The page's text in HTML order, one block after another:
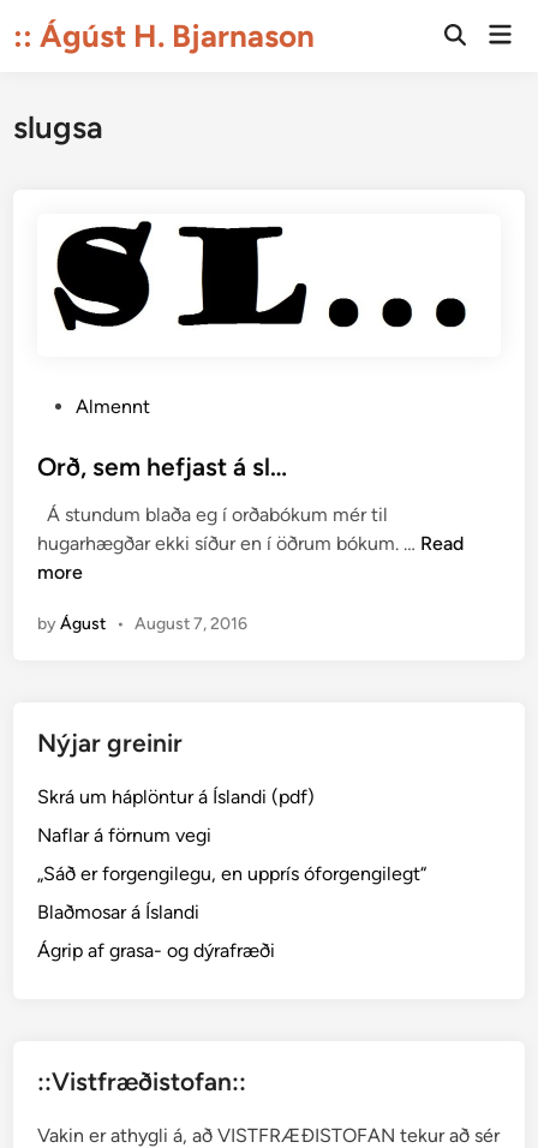
to:: Ágúst H. Bjarnason
Open
slugsa
s
e
d
i
Almennt
Orð, sem hefjast á sl…
Á stundum blaða eg í orðabókum mér til
hugarhægðar ekki síður en í öðrum bókum. … O
s
Read
more
byÁgust • August 7, 2016
Nýjar greinir
Skrá um háplöntur á Íslandi (pdf)
Naflar á förnum vegi
„Sáð er forgengilegu, en upprís óforgengilegt“
Blaðmosar á Íslandi
Ágrip af grasa- og dýrafræði
::Vistfræðistofan::
Vakin er athygli á, að VISTFRÆÐISTOFAN tekur að sér